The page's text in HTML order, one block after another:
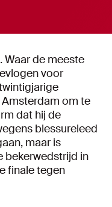
Waar de meeste
voor
om te
dat hij de
blessureleed
maar is
bekerwedstrijd in
finale tegen